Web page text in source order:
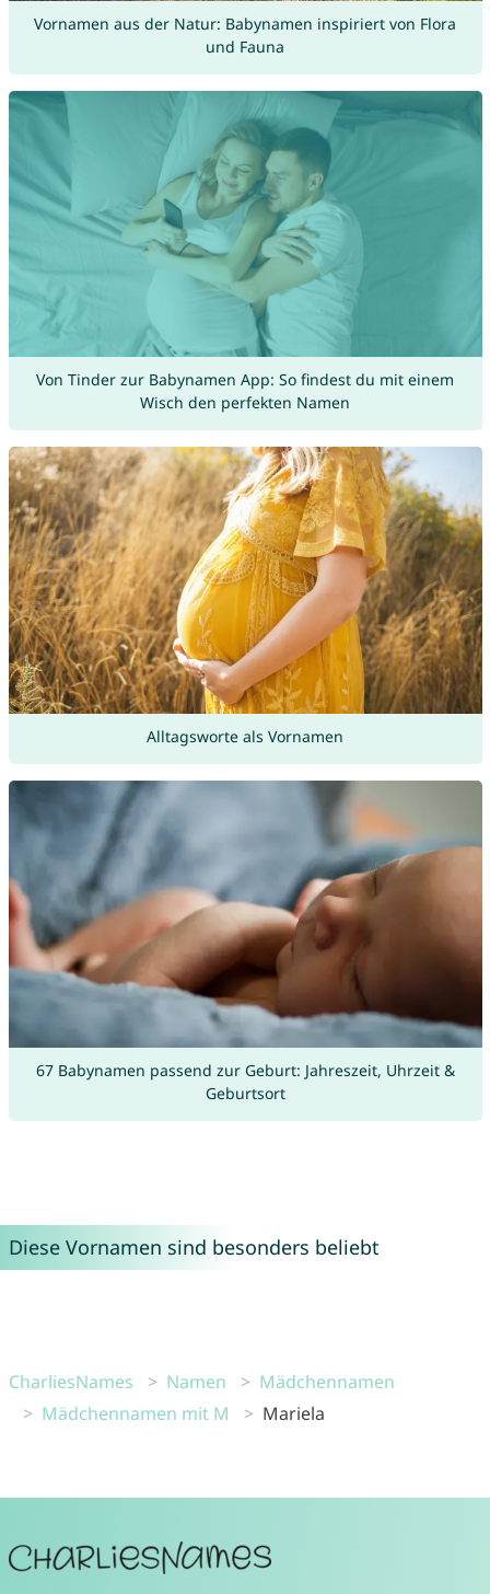
Vornamen aus der Natur: Babynamen inspiriert von Flora
und Fauna
Von Tinder zur Babynamen App: So findest du mit einem
Wisch den perfekten Namen
Alltagsworte als Vornamen
67 Babynamen passend zur Geburt: Jahreszeit, Uhrzeit &
Geburtsort
Diese Vornamen sind besonders beliebt
CharliesNames Namen
Mädchennamen
Mädchennamen mit M
Mariela